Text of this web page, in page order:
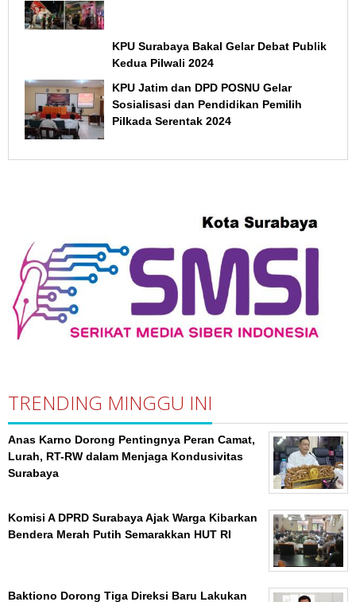
KPU Surabaya Bakal Gelar Debat Publik
Kedua Pilwali 2024
KPU Jatim dan DPD POSNU Gelar
Sosialisasi dan Pendidikan Pemilih
Pilkada Serentak 2024
TRENDING MINGGU INI
Anas Karno Dorong Pentingnya Peran Camat,
Lurah, RT-RW dalam Menjaga Kondusivitas
Surabaya
Komisi A DPRD Surabaya Ajak Warga Kibarkan
Bendera Merah Putih Semarakkan HUT RI
Baktiono Dorong Tiga Direksi Baru Lakukan